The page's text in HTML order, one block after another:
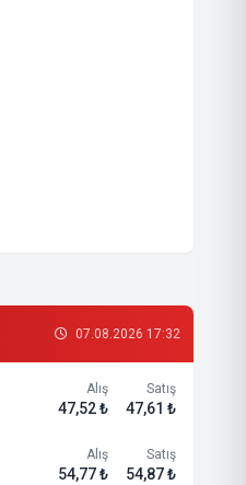
07.08.2026 17:32
Alış
47,52 ₺
Satış
47,61 ₺
Alış
54,77 ₺
Satış
54,87 ₺